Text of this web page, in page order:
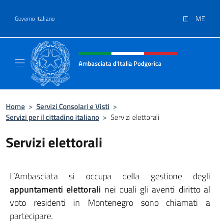
Governo Italiano IT ME
Intestazione sito, social e menù
Ambasciata d'Italia Podgorica
Home > Servizi Consolari e Visti >
Servizi per il cittadino italiano > Servizi elettorali
Servizi elettorali
L’Ambasciata si occupa della gestione degli
appuntamenti elettorali nei quali gli aventi diritto al
voto residenti in Montenegro sono chiamati a
partecipare.